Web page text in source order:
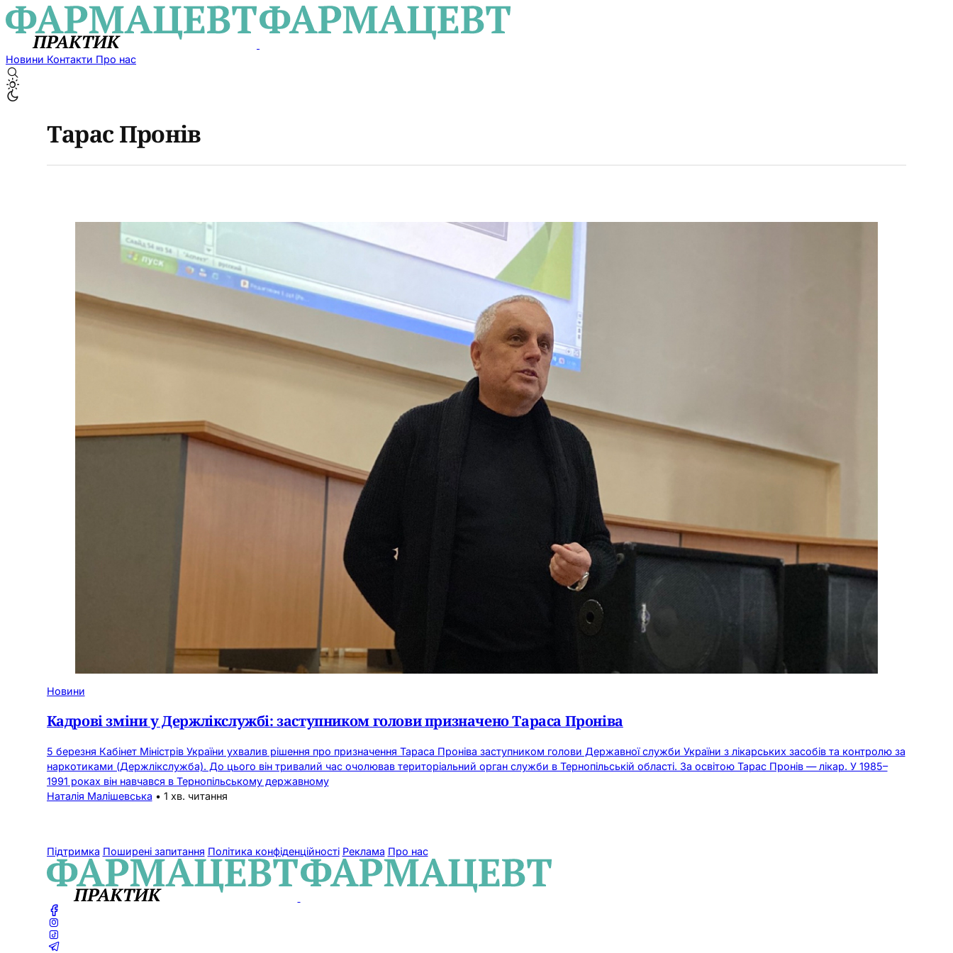
Новини Контакти Про нас
Тарас Пронів
Новини
Кадрові зміни у Держлікслужбі: заступником голови призначено Тараса Проніва
5 березня Кабінет Міністрів України ухвалив рішення про призначення Тараса Проніва заступником голови Державної служби України з лікарських засобів та контролю за
наркотиками (Держлікслужба). До цього він тривалий час очолював територіальний орган служби в Тернопільській області. За освітою Тарас Пронів — лікар. У 1985–
1991 роках він навчався в Тернопільському державному
Наталія Малішевська • 1 хв. читання
Підтримка Поширені запитання Політика конфіденційності Реклама Про нас